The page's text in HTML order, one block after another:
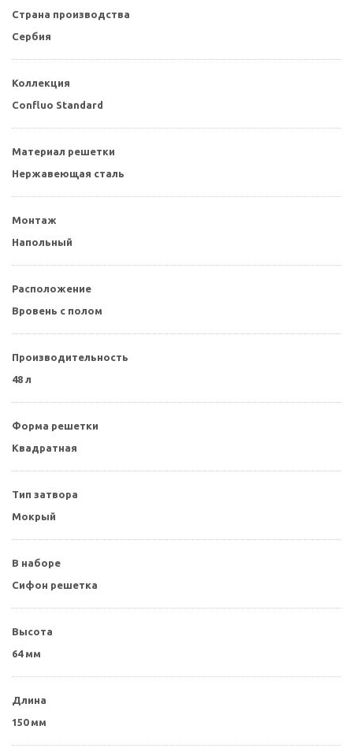
Страна производства
Сербия
Коллекция
Confluo Standard
Материал решетки
Нержавеющая сталь
Монтаж
Напольный
Расположение
Вровень с полом
Производительность
48 л
Форма решетки
Квадратная
Тип затвора
Мокрый
В наборе
Сифон решетка
Высота
64 мм
Длина
150 мм